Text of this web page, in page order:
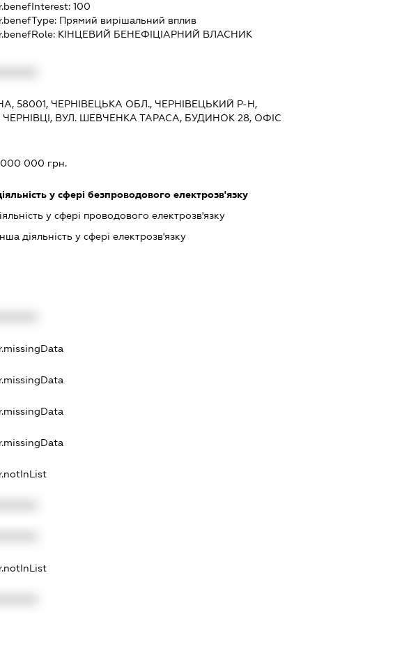
100
Прямий вирішальний вплив
КІНЦЕВИЙ БЕНЕФІЦІАРНИЙ ВЛАСНИК
58001, ЧЕРНІВЕЦЬКА ОБЛ., ЧЕРНІВЕЦЬКИЙ Р-Н,
ЧЕРНІВЦІ, ВУЛ. ШЕВЧЕНКА ТАРАСА, БУДИНОК 28, ОФІС
000 грн.
у сфері безпроводового електрозв'язку
у сфері проводового електрозв'язку
діяльність у сфері електрозв'язку